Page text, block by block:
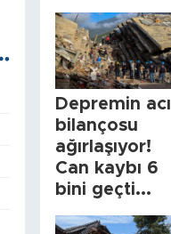
Depremin acı
bilançosu
ağırlaşıyor!
Can kaybı 6
bini geçti...